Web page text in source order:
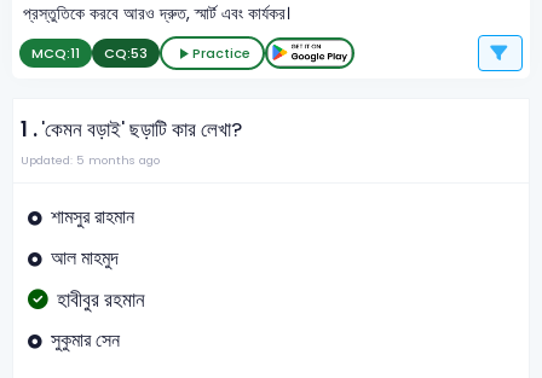
প্রস্তুতিকে করবে আরও দ্রুত, স্মার্ট এবং কার্যকর।
MCQ:11 CQ:53 Practice
1 .'কেমন বড়াই' ছড়াটি কার লেখা?
Updated: 5 months ago
শামসুর রাহমান
আল মাহমুদ
হাবীবুর রহমান
সুকুমার সেন